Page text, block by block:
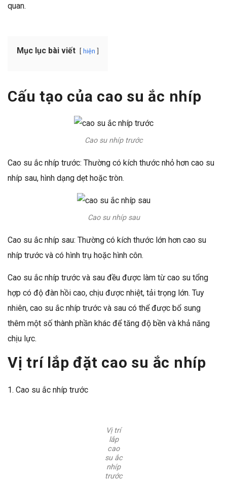
quan.
Mục lục bài viết hiện
Cấu tạo của cao su ắc nhíp
Cao su nhíp trước
Cao su ắc nhíp trước: Thường có kích thước nhỏ hơn cao su
nhíp sau, hình dạng dẹt hoặc tròn.
Cao su nhíp sau
Cao su ắc nhíp sau: Thường có kích thước lớn hơn cao su
nhíp trước và có hình trụ hoặc hình côn.
Cao su ắc nhíp trước và sau đều được làm từ cao su tổng
hợp có độ đàn hồi cao, chịu được nhiệt, tải trọng lớn. Tuy
nhiên, cao su ắc nhíp trước và sau có thể được bổ sung
thêm một số thành phần khác để tăng độ bền và khả năng
chịu lực.
Vị trí lắp đặt cao su ắc nhíp
Cao su ắc nhíp trước
Vị trí
lắp
cao
su ắc
nhíp
trước